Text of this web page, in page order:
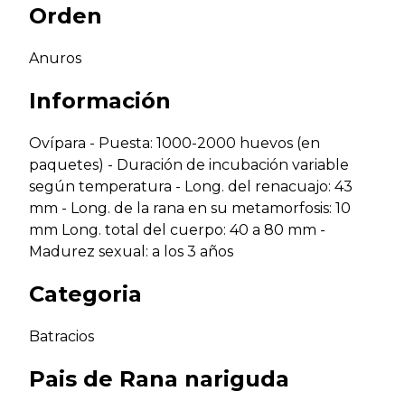
Orden
Anuros
Información
Ovípara - Puesta: 1000-2000 huevos (en
paquetes) - Duración de incubación variable
según temperatura - Long. del renacuajo: 43
mm - Long. de la rana en su metamorfosis: 10
mm Long. total del cuerpo: 40 a 80 mm -
Madurez sexual: a los 3 años
Categoria
Batracios
Pais de Rana nariguda